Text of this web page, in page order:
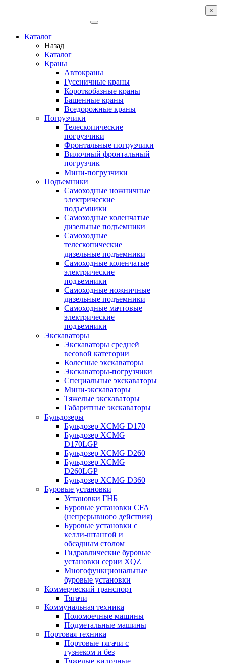
Каталог
Назад
Каталог
Краны
Автокраны
Гусеничные краны
Короткобазные краны
Башенные краны
Вcедорожные краны
Погрузчики
Телескопические
погрузчики
Фронтальные погрузчики
Вилочный фронтальный
погрузчик
Мини-погрузчики
Подъемники
Самоходные ножничные
электрические
подъемники
Самоходные коленчатые
дизельные подъемники
Самоходные
телескопические
дизельные подъемники
Самоходные коленчатые
электрические
подъемники
Самоходные ножничные
дизельные подъемники
Самоходные мачтовые
электрические
подъемники
Экскаваторы
Экскаваторы средней
весовой категории
Колесные экскаваторы
Экскаваторы-погрузчики
Специальные экскаваторы
Мини-экскаваторы
Тяжелые экскаваторы
Габаритные экскаваторы
Бульдозеры
Бульдозер XCMG D170
Бульдозер XCMG
D170LGP
Бульдозер XCMG D260
Бульдозер XCMG
D260LGP
Бульдозер XCMG D360
Буровые установки
Установки ГНБ
Буровые установки CFA
(непрерывного действия)
Буровые установки с
келли-штангой и
обсадным столом
Гидравлические буровые
установки серии XQZ
Многофункциональные
буровые установки
Коммерческий транспорт
Тягачи
Коммунальная техника
Поломоечные машины
Подметальные машины
Портовая техника
Портовые тягачи с
гузнеком и без
Тяжелые вилочные
×